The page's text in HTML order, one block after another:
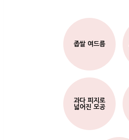
좁쌀 여드름
과다 피지로
넓어진 모공